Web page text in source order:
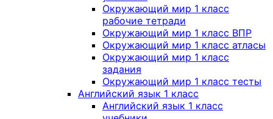
Окружающий мир 1 класс
рабочие тетради
Окружающий мир 1 класс ВПР
Окружающий мир 1 класс атласы
Окружающий мир 1 класс
задания
Окружающий мир 1 класс тесты
Английский язык 1 класс
Английский язык 1 класс